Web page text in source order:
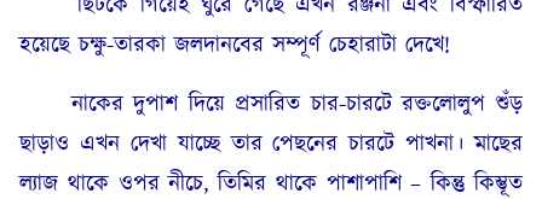
হয়েছে চক্ষু-তারকা জলদানবের সম্পূর্ণ চেহারাটা দেখে!
নাকের দুপাশ দিয়ে প্রসারিত চার-চারটে রক্তলোলুপ শুঁড়
ছাড়াও এখন দেখা যাচ্ছে তার পেছনের চারটে পাখনা। মাছের
ল্যাজ থাকে ওপর নীচে, তিমির থাকে পাশাপাশি – কিন্তু কিম্ভূত